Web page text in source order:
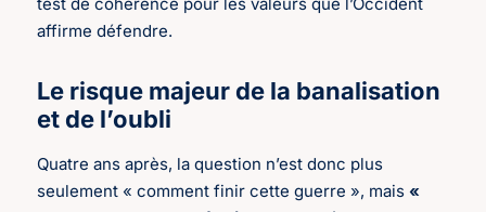
affirme défendre.
Le risque majeur de la banalisation
et de l’oubli
Quatre ans après, la question n’est donc plus
seulement « comment finir cette guerre », mais«